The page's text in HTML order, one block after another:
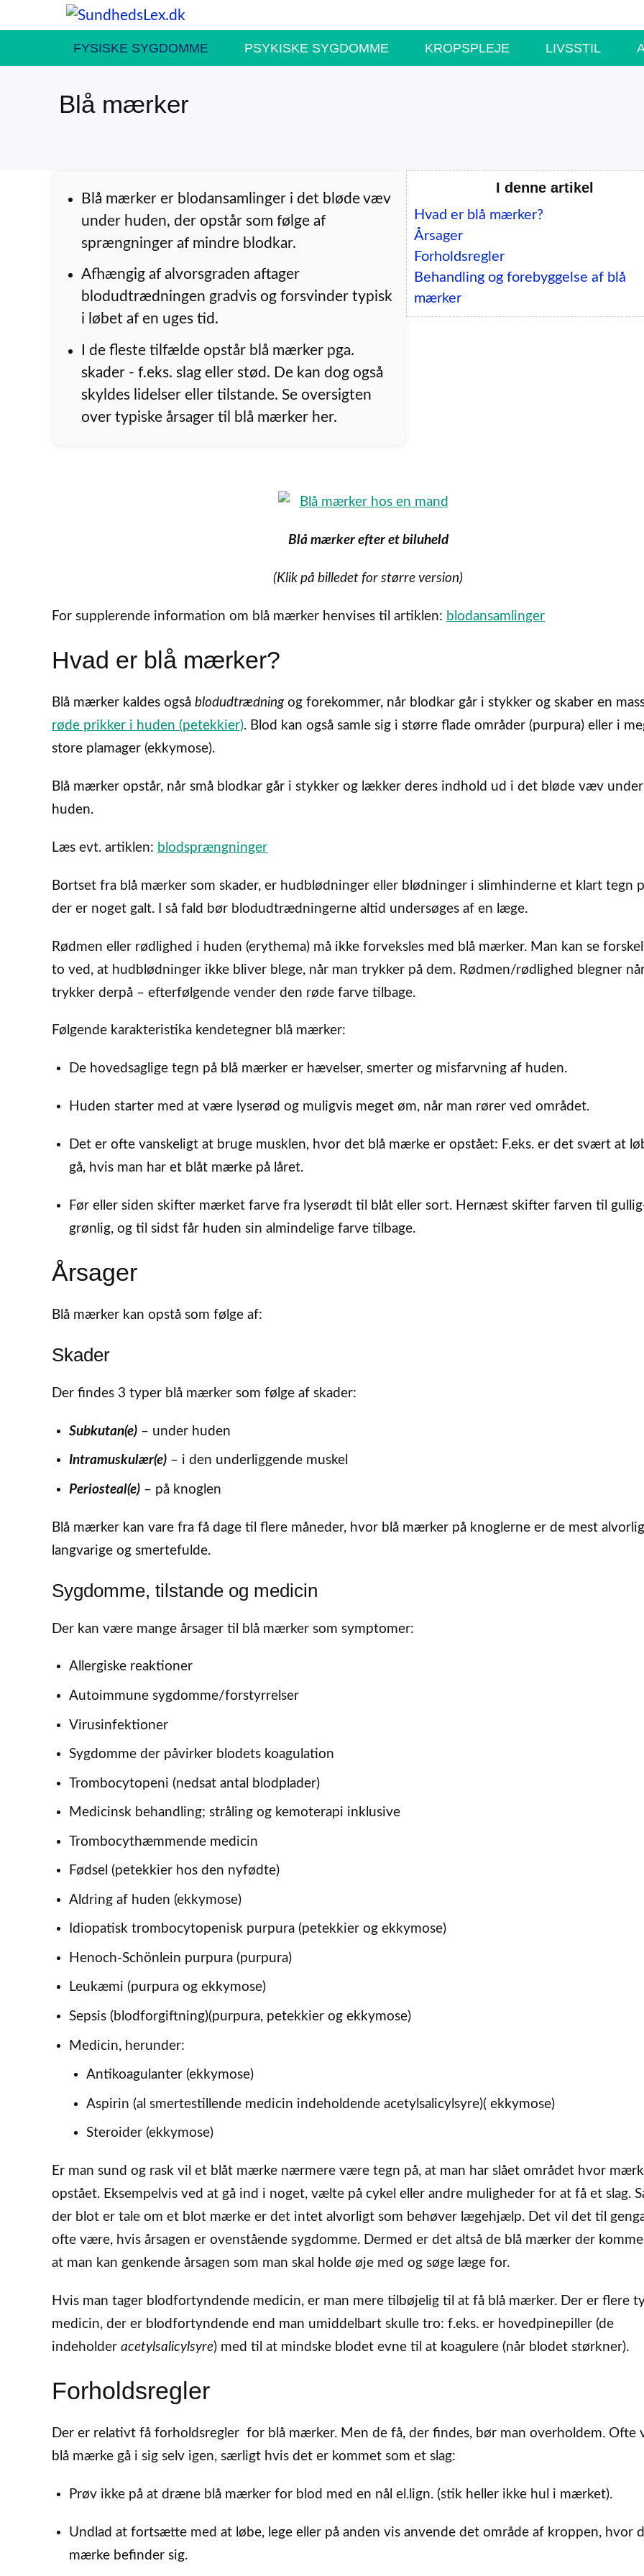
til
FYSISKE SYGDOMME PSYKISKE SYGDOMME KROPSPLEJE LIVSSTIL
Blå mærker
Blå mærker er blodansamlinger i det bløde væv
under huden, der opstår som følge af
sprængninger af mindre blodkar.
Afhængig af alvorsgraden aftager
blodudtrædningen gradvis og forsvinder typisk
i løbet af en uges tid.
I de fleste tilfælde opstår blå mærker pga.
skader - f.eks. slag eller stød. De kan dog også
skyldes lidelser eller tilstande. Se oversigten
over typiske årsager til blå mærker her.
I denne artikel
Hvad er blå mærker?
Årsager
Forholdsregler
Behandling og forebyggelse af blå
mærker
Blå mærker efter et biluheld
(Klik på billedet for større version)
For supplerende information om blå mærker henvises til artiklen: blodansamlinger
Hvad er blå mærker?
Blå mærker kaldes også blodudtrædningog forekommer, når blodkar går i stykker og skaber en
røde prikker i huden (petekkier). Blod kan også samle sig i større flade områder (purpura) eller i
store plamager (ekkymose).
Blå mærker opstår, når små blodkar går i stykker og lækker deres indhold ud i det bløde væv under
huden.
Læs evt. artiklen: blodsprængninger
Bortset fra blå mærker som skader, er hudblødninger eller blødninger i slimhinderne et klart tegn
der er noget galt. I så fald bør blodudtrædningerne altid undersøges af en læge.
Rødmen eller rødlighed i huden (erythema) må ikke forveksles med blå mærker. Man kan se
to ved, at hudblødninger ikke bliver blege, når man trykker på dem. Rødmen/rødlighed blegner
trykker derpå – efterfølgende vender den røde farve tilbage.
Følgende karakteristika kendetegner blå mærker:
De hovedsaglige tegn på blå mærker er hævelser, smerter og misfarvning af huden.
Huden starter med at være lyserød og muligvis meget øm, når man rører ved området.
Det er ofte vanskeligt at bruge musklen, hvor det blå mærke er opstået: F.eks. er det svært at
gå, hvis man har et blåt mærke på låret.
Før eller siden skifter mærket farve fra lyserødt til blåt eller sort. Hernæst skifter farven til
grønlig, og til sidst får huden sin almindelige farve tilbage.
Årsager
Blå mærker kan opstå som følge af:
Skader
Der findes 3 typer blå mærker som følge af skader:
Subkutan(e)– under huden
Intramuskulær(e)– i den underliggende muskel
Periosteal(e)– på knoglen
Blå mærker kan vare fra få dage til flere måneder, hvor blå mærker på knoglerne er de mest
langvarige og smertefulde.
Sygdomme, tilstande og medicin
Der kan være mange årsager til blå mærker som symptomer:
Allergiske reaktioner
Autoimmune sygdomme/forstyrrelser
Virusinfektioner
Sygdomme der påvirker blodets koagulation
Trombocytopeni (nedsat antal blodplader)
Medicinsk behandling; stråling og kemoterapi inklusive
Trombocythæmmende medicin
Fødsel (petekkier hos den nyfødte)
Aldring af huden (ekkymose)
Idiopatisk trombocytopenisk purpura (petekkier og ekkymose)
Henoch-Schönlein purpura (purpura)
Leukæmi (purpura og ekkymose)
Sepsis (blodforgiftning)(purpura, petekkier og ekkymose)
Medicin, herunder:
Antikoagulanter (ekkymose)
Aspirin (al smertestillende medicin indeholdende acetylsalicylsyre)( ekkymose)
Steroider (ekkymose)
Er man sund og rask vil et blåt mærke nærmere være tegn på, at man har slået området hvor
opstået. Eksempelvis ved at gå ind i noget, vælte på cykel eller andre muligheder for at få et slag.
der blot er tale om et blot mærke er det intet alvorligt som behøver lægehjælp. Det vil det til
ofte være, hvis årsagen er ovenstående sygdomme. Dermed er det altså de blå mærker der
at man kan genkende årsagen som man skal holde øje med og søge læge for.
Hvis man tager blodfortyndende medicin, er man mere tilbøjelig til at få blå mærker. Der er flere
medicin, der er blodfortyndende end man umiddelbart skulle tro: f.eks. er hovedpinepiller (de
indeholder acetylsalicylsyre) med til at mindske blodet evne til at koagulere (når blodet størkner).
Forholdsregler
Der er relativt få forholdsregler for blå mærker. Men de få, der findes, bør man overholdem. Ofte
blå mærke gå i sig selv igen, særligt hvis det er kommet som et slag:
Prøv ikke på at dræne blå mærker for blod med en nål el.lign. (stik heller ikke hul i mærket).
Undlad at fortsætte med at løbe, lege eller på anden vis anvende det område af kroppen, hvor
mærke befinder sig.